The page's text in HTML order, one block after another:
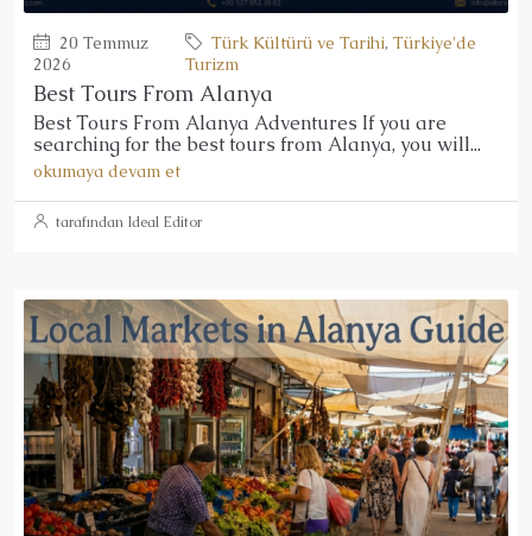
20 Temmuz
2026
Türk Kültürü ve Tarihi, Türkiye'de
Turizm
Best Tours From Alanya
Best Tours From Alanya Adventures If you are
searching for the best tours from Alanya, you will...
okumaya devam et
tarafından Ideal Editor